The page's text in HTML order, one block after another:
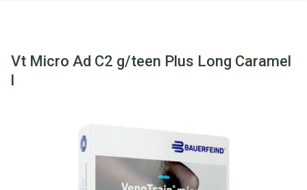
Vt Micro Ad C2 g/teen Plus Long Caramel
l